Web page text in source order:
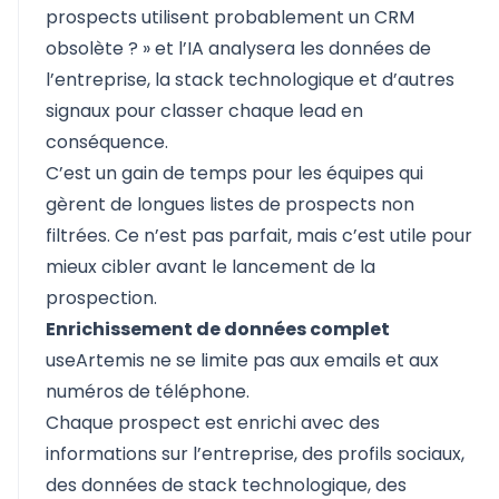
prospects utilisent probablement un CRM
obsolète ? » et l’IA analysera les données de
l’entreprise, la stack technologique et d’autres
signaux pour classer chaque lead en
conséquence.
C’est un gain de temps pour les équipes qui
gèrent de longues listes de prospects non
filtrées. Ce n’est pas parfait, mais c’est utile pour
mieux cibler avant le lancement de la
prospection.
Enrichissement de données complet
useArtemis ne se limite pas aux emails et aux
numéros de téléphone.
Chaque prospect est enrichi avec des
informations sur l’entreprise, des profils sociaux,
des données de stack technologique, des